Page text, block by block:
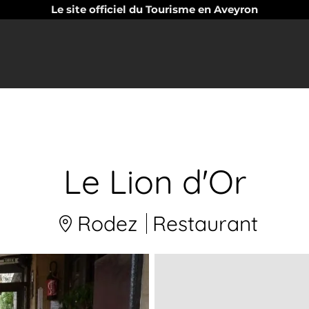
Le site officiel du Tourisme en Aveyron
Le Lion d'Or
Rodez Restaurant